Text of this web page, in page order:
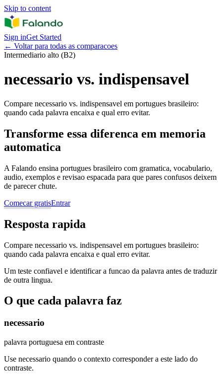
Skip to content
Sign inGet Started
← Voltar para todas as comparacoes
Intermediario alto (B2)
necessario vs. indispensavel
Compare necessario vs. indispensavel em portugues brasileiro:
quando cada palavra encaixa e qual erro evitar.
Transforme essa diferenca em memoria
automatica
A Falando ensina portugues brasileiro com gramatica, vocabulario,
audio, exemplos e revisao espacada para que pares confusos deixem
de parecer chute.
Comecar gratisEntrar
Resposta rapida
Compare necessario vs. indispensavel em portugues brasileiro:
quando cada palavra encaixa e qual erro evitar.
Um teste confiavel e identificar a funcao da palavra antes de traduzir
de outra lingua.
O que cada palavra faz
necessario
palavra portuguesa em contraste
Use necessario quando o contexto corresponder a este lado do
contraste.